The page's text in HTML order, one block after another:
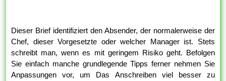
Dieser Brief identifiziert den Absender, der normalerweise der
Chef, dieser Vorgesetzte oder welcher Manager ist. Stets
schreibt man, wenn es mit geringem Risiko geht. Befolgen
Sie einfach manche grundlegende Tipps ferner nehmen Sie
Anpassungen vor, um Das Anschreiben viel besser zu